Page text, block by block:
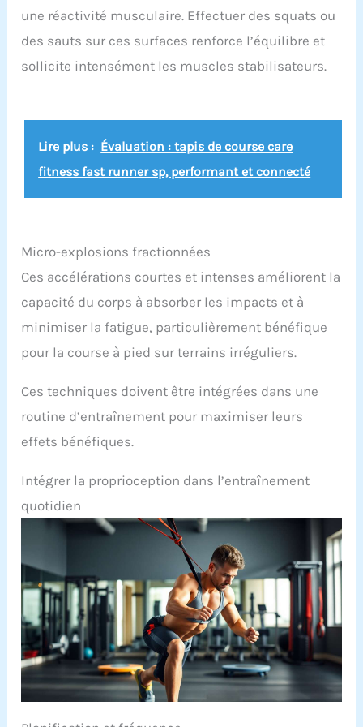
Les sneakers homme avec doublure synthétique
élastique et douce protègent votre talon arrière de
l'abrasion, ce qui est pratique à mettre et à
enlever. Les lacets peuvent être facilement
jogging, au cyclisme, à l'exercice, au travail, au
voyages, à la maison, aux cours d'entraînement,
pour votre usage quotidien.
une réactivité musculaire. Effectuer des squats ou
des sauts sur ces surfaces renforce l’équilibre et
sollicite intensément les muscles stabilisateurs.
Lire plus : Évaluation : tapis de course care
fitness fast runner sp, performant et connecté
Micro-explosions fractionnées
Ces accélérations courtes et intenses améliorent la
capacité du corps à absorber les impacts et à
minimiser la fatigue, particulièrement bénéfique
pour la course à pied sur terrains irréguliers.
Ces techniques doivent être intégrées dans une
routine d’entraînement pour maximiser leurs
effets bénéfiques.
Intégrer la proprioception dans l’entraînement
quotidien